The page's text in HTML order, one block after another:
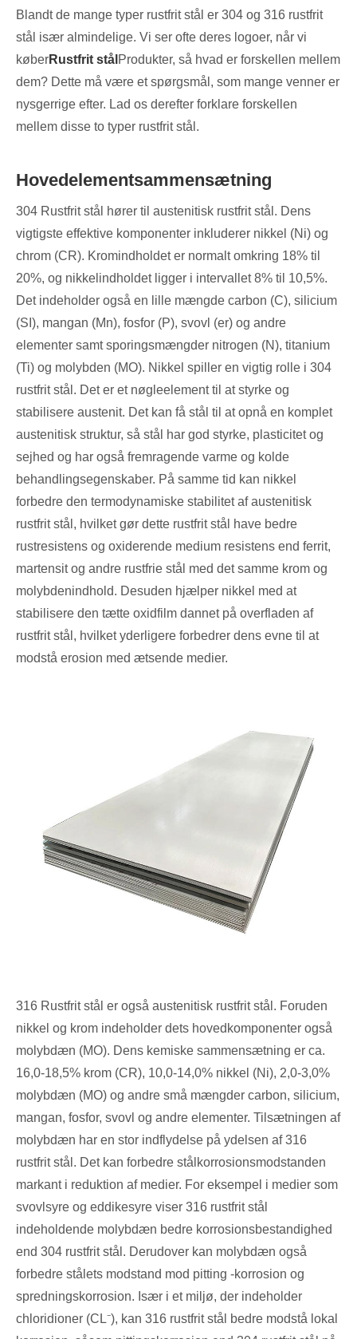
Blandt de mange typer rustfrit stål er 304 og 316 rustfrit
stål især almindelige. Vi ser ofte deres logoer, når vi
køberRustfrit stål Produkter, så hvad er forskellen mellem
dem? Dette må være et spørgsmål, som mange venner er
nysgerrige efter. Lad os derefter forklare forskellen
mellem disse to typer rustfrit stål.
Hovedelementsammensætning
304 Rustfrit stål hører til austenitisk rustfrit stål. Dens
vigtigste effektive komponenter inkluderer nikkel (Ni) og
chrom (CR). Kromindholdet er normalt omkring 18% til
20%, og nikkelindholdet ligger i intervallet 8% til 10,5%.
Det indeholder også en lille mængde carbon (C), silicium
(SI), mangan (Mn), fosfor (P), svovl (er) og andre
elementer samt sporingsmængder nitrogen (N), titanium
(Ti) og molybden (MO). Nikkel spiller en vigtig rolle i 304
rustfrit stål. Det er et nøgleelement til at styrke og
stabilisere austenit. Det kan få stål til at opnå en komplet
austenitisk struktur, så stål har god styrke, plasticitet og
sejhed og har også fremragende varme og kolde
behandlingsegenskaber. På samme tid kan nikkel
forbedre den termodynamiske stabilitet af austenitisk
rustfrit stål, hvilket gør dette rustfrit stål have bedre
rustresistens og oxiderende medium resistens end ferrit,
martensit og andre rustfrie stål med det samme krom og
molybdenindhold. Desuden hjælper nikkel med at
stabilisere den tætte oxidfilm dannet på overfladen af ​​
rustfrit stål, hvilket yderligere forbedrer dens evne til at
modstå erosion med ætsende medier.
316 Rustfrit stål er også austenitisk rustfrit stål. Foruden
nikkel og krom indeholder dets hovedkomponenter også
molybdæn (MO). Dens kemiske sammensætning er ca.
16,0-18,5% krom (CR), 10,0-14,0% nikkel (Ni), 2,0-3,0%
molybdæn (MO) og andre små mængder carbon, silicium,
mangan, fosfor, svovl og andre elementer. Tilsætningen af
​​molybdæn har en stor indflydelse på ydelsen af ​​316
rustfrit stål. Det kan forbedre stålkorrosionsmodstanden
markant i reduktion af medier. For eksempel i medier som
svovlsyre og eddikesyre viser 316 rustfrit stål
indeholdende molybdæn bedre korrosionsbestandighed
end 304 rustfrit stål. Derudover kan molybdæn også
forbedre stålets modstand mod pitting -korrosion og
spredningskorrosion. Især i et miljø, der indeholder
chloridioner (CL⁻), kan 316 rustfrit stål bedre modstå lokal